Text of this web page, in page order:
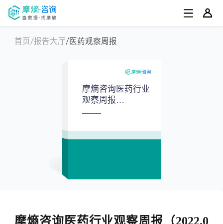
首页 报告大厅 医药观察周报
摩熵咨询医药行业
观察周报
（2022.04.11-
摩熵咨询医药行业观察周报（2022.0